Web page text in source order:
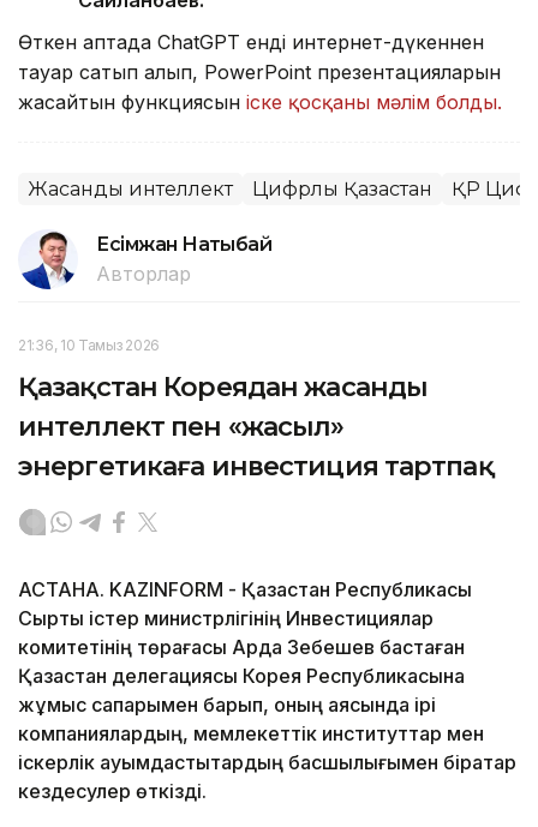
Өткен аптада ChatGPT енді интернет-дүкеннен
тауар сатып алып, PowerPoint презентацияларын
жасайтын функциясын іске қосқаны мәлім болды.
Жасанды интеллект Цифрлық Қазақстан ҚР
Есімжан Нақтыбай
Авторлар
21:36, 10 Тамыз 2026
Қазақстан Кореядан жасанды
интеллект пен «жасыл»
энергетикаға инвестиция тартпақ
АСТАНА. KAZINFORM - Қазақстан Республикасы
Сыртқы істер министрлігінің Инвестициялар
комитетінің төрағасы Ардақ Зебешев бастаған
Қазақстан делегациясы Корея Республикасына
жұмыс сапарымен барып, оның аясында ірі
компаниялардың, мемлекеттік институттар мен
іскерлік қауымдастықтардың басшылығымен бірқатар
кездесулер өткізді.